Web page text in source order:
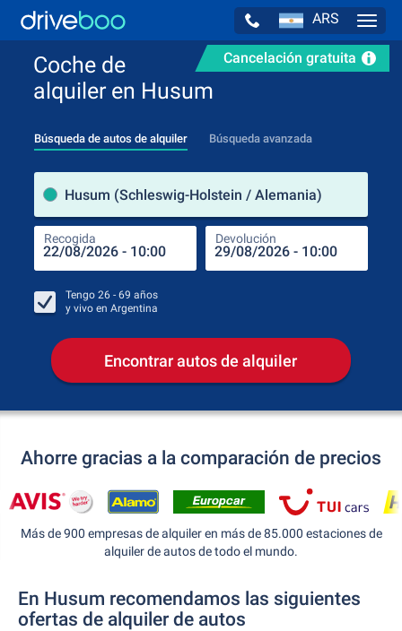
ARS
Cancelación gratuita
Coche de
alquiler en Husum
Búsqueda de autos de alquiler Búsqueda avanzada
Husum (Schleswig-Holstein / Alemania)
Recogida Devolución
Tengo 26 - 69 años
y vivo en Argentina
Encontrar autos de alquiler
Ahorre gracias a la comparación de precios
Más de 900 empresas de alquiler en más de 85.000 estaciones de
alquiler de autos de todo el mundo.
En Husum recomendamos las siguientes
ofertas de alquiler de autos